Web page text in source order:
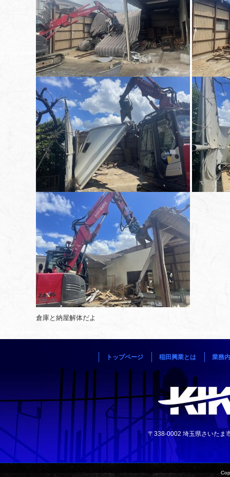
倉庫と納屋解体だよ
トップページ 稲田興業とは 業務
〒338-0002 埼玉県さいた